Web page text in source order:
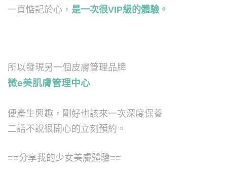
一直惦記於心 ， 是一次很VIP級的體驗。
所以發現另一個皮膚管理品牌
微e美肌膚管理中心
便產生興趣，剛好也該來一次深度保養
二話不說很開心的立刻預約。
==分享我的少女美膚體驗==